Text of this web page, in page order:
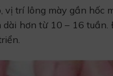
vị trí lông mày gần hốc
dài hơn từ 10 – 16